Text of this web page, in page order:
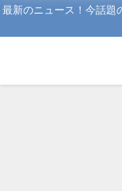
最新のニュース！今話題